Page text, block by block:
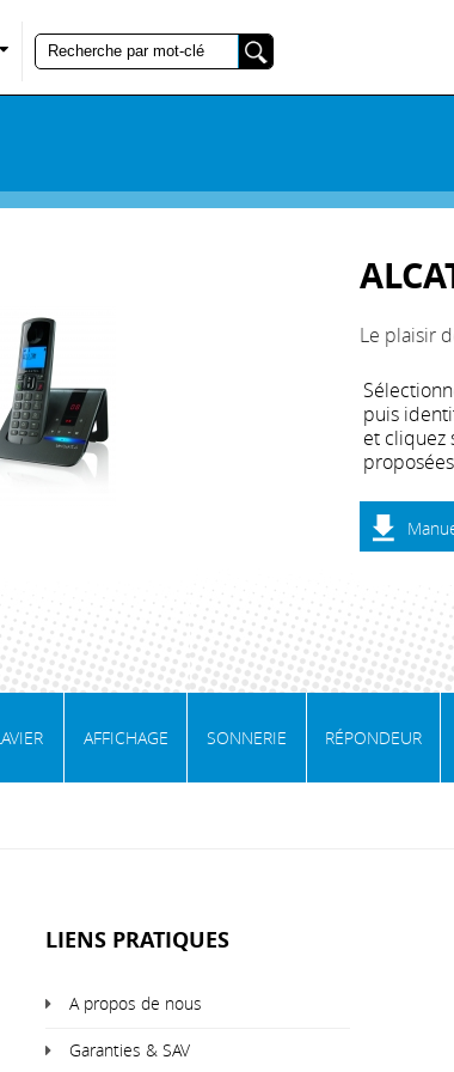
Le plaisir
puis
et cliquez
AFFICHAGE SONNERIE RÉPONDEUR
LIENS PRATIQUES
A propos de nous
Garanties & SAV